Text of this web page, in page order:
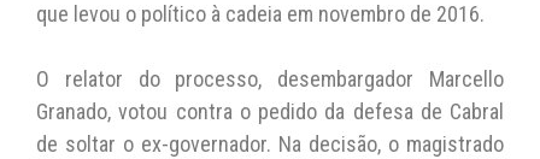
que levou o político à cadeia em novembro de 2016.
O relator do processo, desembargador Marcello
Granado, votou contra o pedido da defesa de Cabral
de soltar o ex-governador. Na decisão, o magistrado